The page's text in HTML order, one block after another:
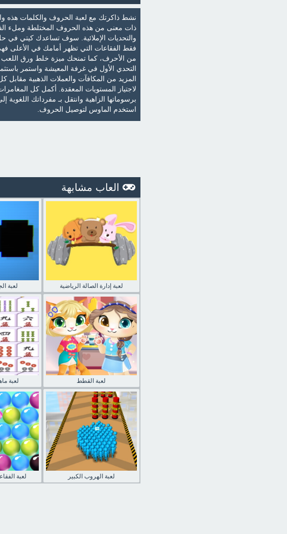
نشط ذاكرتك مع لعبة الحروف والكلمات هذه
ذات معنى من هذه الحروف المختلطة وملء
والتحديات الإملائية. سوف تساعدك كيتي
فقط الفقاعات التي تظهر أمامك في الأعلى
من الأحرف، كما تمنحك ميزة خلط ورق اللعب
التحدي الأول في غرفة المعيشة واستمر
المزيد من المكافآت والعملات الذهبية
لاجتياز المستويات المعقدة. أكمل كل
برسوماتها الزاهية وانتقل بـ مفرداتك
استخدم الماوس لتوصيل الحروف.
العاب مشابهة
لعبة لعبة إدارة الصالة الرياضية
لعبة لعبة القطط
لعبة لعبة الهروب الكبير